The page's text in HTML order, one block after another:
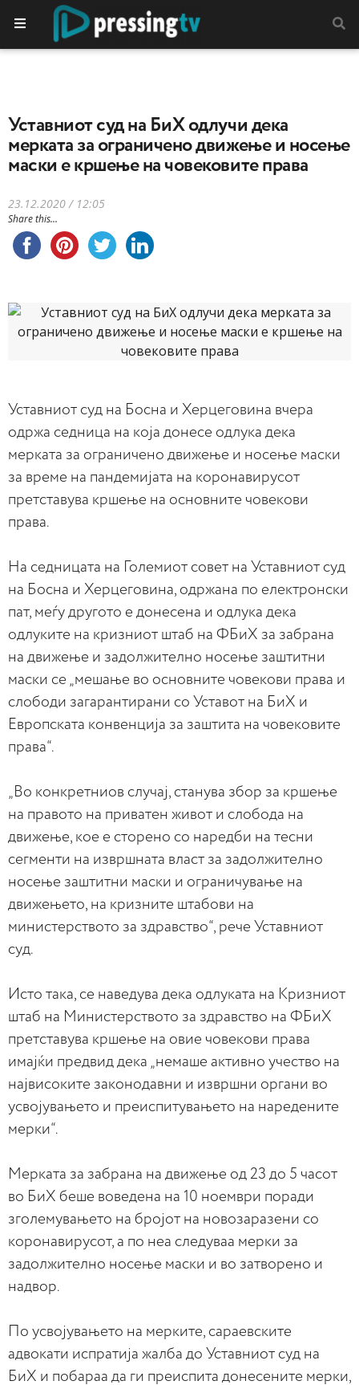
Уставниот суд на БиХ одлучи дека
мерката за ограничено движење и носење
маски е кршење на човековите права
23.12.2020 / 12:05
Share this...
Уставниот суд на Босна и Херцеговина вчера
одржа седница на која донесе одлука дека
мерката за ограничено движење и носење маски
за време на пандемијата на коронавирусот
претставува кршење на основните човекови
права.
На седницата на Големиот совет на Уставниот суд
на Босна и Херцеговина, одржана по електронски
пат, меѓу другото е донесена и одлука дека
одлуките на кризниот штаб на ФБиХ за забрана
на движење и задолжително носење заштитни
маски се „мешање во основните човекови права и
слободи загарантирани со Уставот на БиХ и
Европската конвенција за заштита на човековите
права“.
„Во конкретниов случај, станува збор за кршење
на правото на приватен живот и слобода на
движење, кое е сторено со наредби на тесни
сегменти на извршната власт за задолжително
носење заштитни маски и ограничување на
движењето, на кризните штабови на
министерството за здравство“, рече Уставниот
суд.
Исто така, се наведува дека одлуката на Кризниот
штаб на Министерството за здравство на ФБиХ
претставува кршење на овие човекови права
имајќи предвид дека „немаше активно учество на
највисоките законодавни и извршни органи во
усвојувањето и преиспитувањето на наредените
мерки“.
Мерката за забрана на движење од 23 до 5 часот
во БиХ беше воведена на 10 ноември поради
зголемувањето на бројот на новозаразени со
коронавирусот, а по неа следуваа мерки за
задолжително носење маски и во затворено и
надвор.
По усвојувањето на мерките, сараевските
адвокати испратија жалба до Уставниот суд на
БиХ и побараа да ги преиспита донесените мерки,